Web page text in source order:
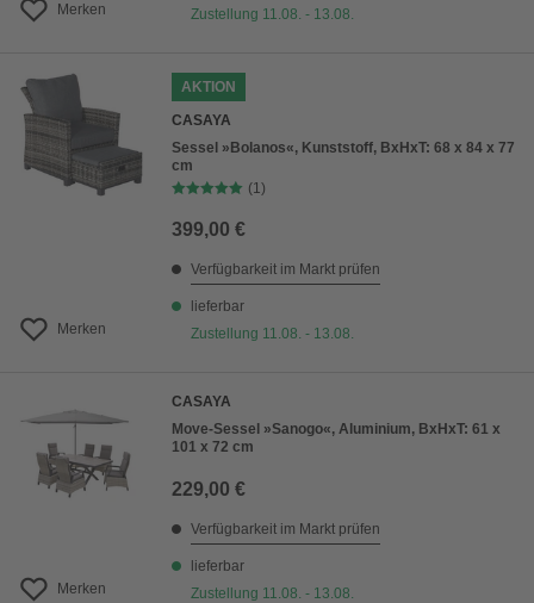
Merken
Zustellung 11.08. - 13.08.
Merken
AKTION
CASAYA
Sessel »Bolanos«, Kunststoff, BxHxT: 68 x 84 x 77
cm
(1)
399,00 €
Verfügbarkeit im Markt prüfen
lieferbar
Zustellung 11.08. - 13.08.
Merken
CASAYA
Move-Sessel »Sanogo«, Aluminium, BxHxT: 61 x
101 x 72 cm
229,00 €
Verfügbarkeit im Markt prüfen
lieferbar
Zustellung 11.08. - 13.08.